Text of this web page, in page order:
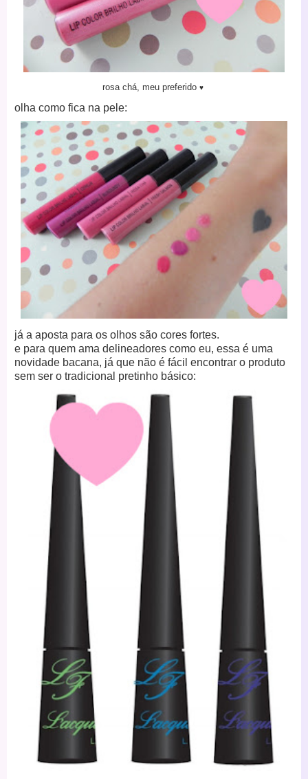
rosa chá, meu preferido ♥
olha como fica na pele:
já a aposta para os olhos são cores fortes.
e para quem ama delineadores como eu, essa é uma
novidade bacana, já que não é fácil encontrar o produto
sem ser o tradicional pretinho básico: